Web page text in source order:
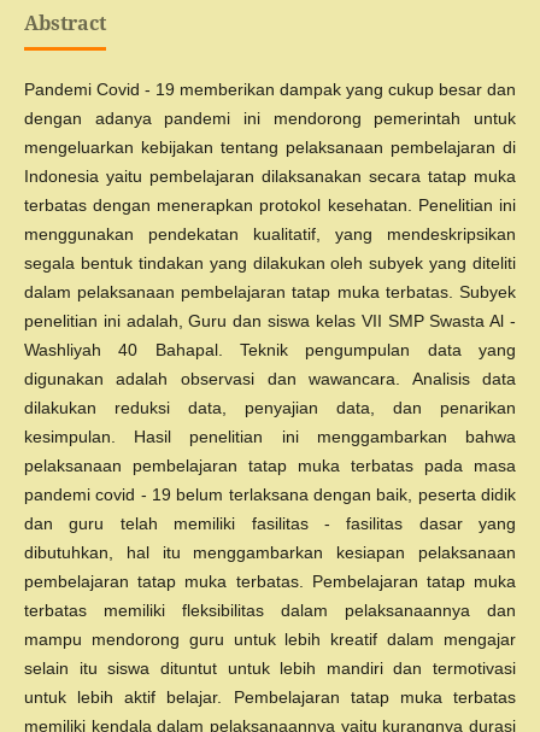
Abstract
Pandemi Covid - 19 memberikan dampak yang cukup besar dan
dengan adanya pandemi ini mendorong pemerintah untuk
mengeluarkan kebijakan tentang pelaksanaan pembelajaran di
Indonesia yaitu pembelajaran dilaksanakan secara tatap muka
terbatas dengan menerapkan protokol kesehatan. Penelitian ini
menggunakan pendekatan kualitatif, yang mendeskripsikan
segala bentuk tindakan yang dilakukan oleh subyek yang diteliti
dalam pelaksanaan pembelajaran tatap muka terbatas. Subyek
penelitian ini adalah, Guru dan siswa kelas VII SMP Swasta Al -
Washliyah 40 Bahapal. Teknik pengumpulan data yang
digunakan adalah observasi dan wawancara. Analisis data
dilakukan reduksi data, penyajian data, dan penarikan
kesimpulan. Hasil penelitian ini menggambarkan bahwa
pelaksanaan pembelajaran tatap muka terbatas pada masa
pandemi covid - 19 belum terlaksana dengan baik, peserta didik
dan guru telah memiliki fasilitas - fasilitas dasar yang
dibutuhkan, hal itu menggambarkan kesiapan pelaksanaan
pembelajaran tatap muka terbatas. Pembelajaran tatap muka
terbatas memiliki fleksibilitas dalam pelaksanaannya dan
mampu mendorong guru untuk lebih kreatif dalam mengajar
selain itu siswa dituntut untuk lebih mandiri dan termotivasi
untuk lebih aktif belajar. Pembelajaran tatap muka terbatas
memiliki kendala dalam pelaksanaannya yaitu kurangnya durasi